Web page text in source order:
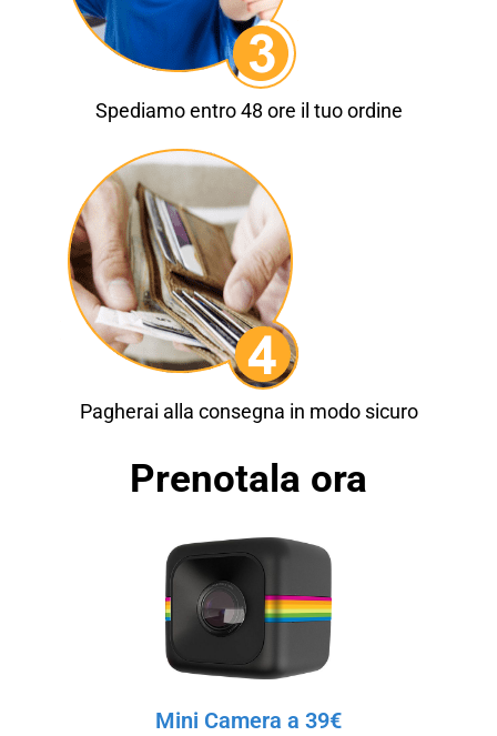
Spediamo entro 48 ore il tuo ordine
Pagherai alla consegna in modo sicuro
Prenotala ora
Mini Camera a 39€